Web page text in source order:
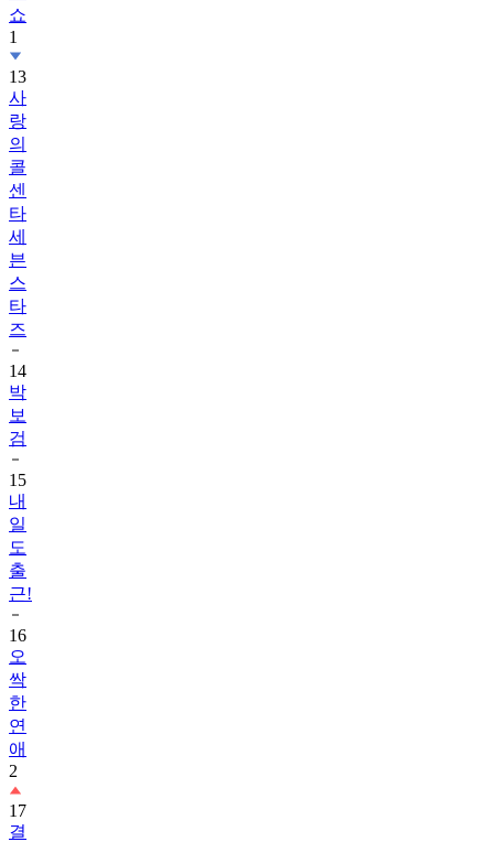
쇼
1
13
사
랑
의
콜
센
타
세
븐
스
타
즈
14
박
보
검
15
내
일
도
출
근!
16
오
싹
한
연
애
2
17
결